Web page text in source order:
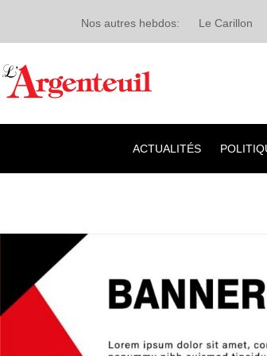
Nos autres hebdos: Le Carillon
ACTUALITÉS